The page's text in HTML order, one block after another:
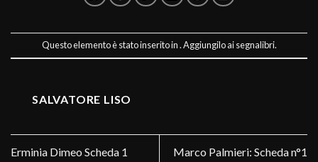
Questo elemento è stato inserito in . Aggiungilo aisegnalibri.
SALVATORE LISO
Erminia Dimeo Scheda 1
Marco Palmieri: Scheda n°1